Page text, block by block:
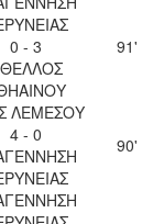
0 - 3
91'
ΛΕΜΕΣΟΥ
4 - 0
90'